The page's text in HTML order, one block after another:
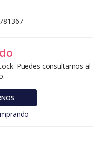
Puedes consultarnos al